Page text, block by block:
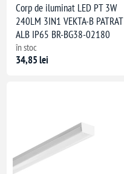
Corp de iluminat LED PT 3W
240LM 3IN1 VEKTA-B PATRAT
ALB IP65 BR-BG38-02180
în stoc
34,85 lei